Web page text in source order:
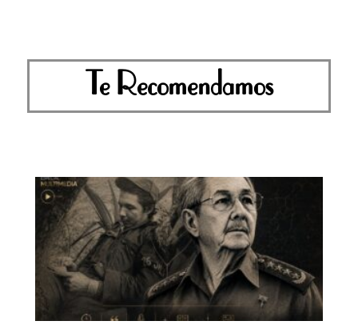
Te Recomendamos